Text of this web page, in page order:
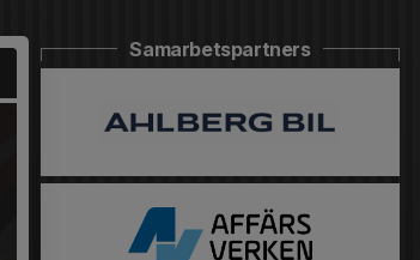
Samarbetspartners